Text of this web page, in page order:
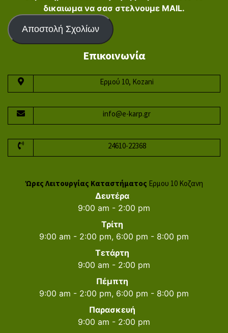
δικαιωμα να σασ στελνουμε MAIL.
Αποστολή Σχολίων
Επικοινωνία
Ερμού 10, Kozani
info@e-karp.gr
24610-22368
Ώρες Λειτουργίας Καταστήματος Ερμου 10 Κοζανη
Δευτέρα
9:00 am - 2:00 pm
Τρίτη
9:00 am - 2:00 pm, 6:00 pm - 8:00 pm
Τετάρτη
9:00 am - 2:00 pm
Πέμπτη
9:00 am - 2:00 pm, 6:00 pm - 8:00 pm
Παρασκευή
9:00 am - 2:00 pm